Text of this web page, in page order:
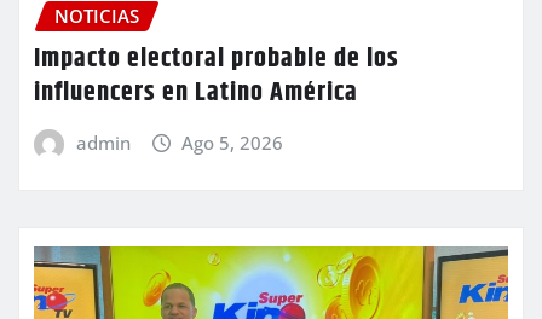
NOTICIAS
Impacto electoral probable de los
influencers en Latino América
admin Ago 5, 2026